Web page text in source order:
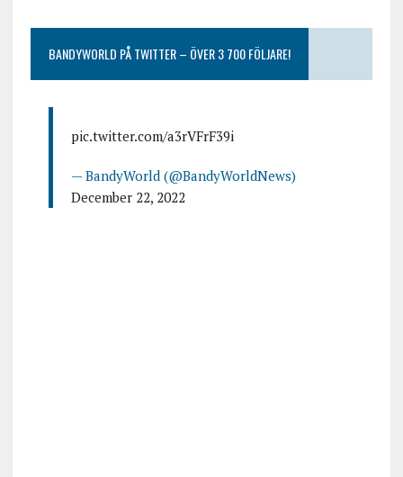
BANDYWORLD PÅ TWITTER – ÖVER 3 700 FÖLJARE!
pic.twitter.com/a3rVFrF39i
— BandyWorld (@BandyWorldNews)
December 22, 2022